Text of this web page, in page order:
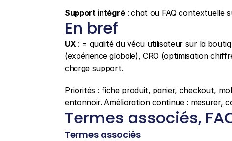
Support intégré : chat ou FAQ contextuelle
En bref
UX : = qualité du vécu utilisateur sur la
(expérience globale), CRO (optimisation
charge support.
Priorités : fiche produit, panier, checkout,
entonnoir. Amélioration continue : mesurer,
Termes associés,
Termes associés